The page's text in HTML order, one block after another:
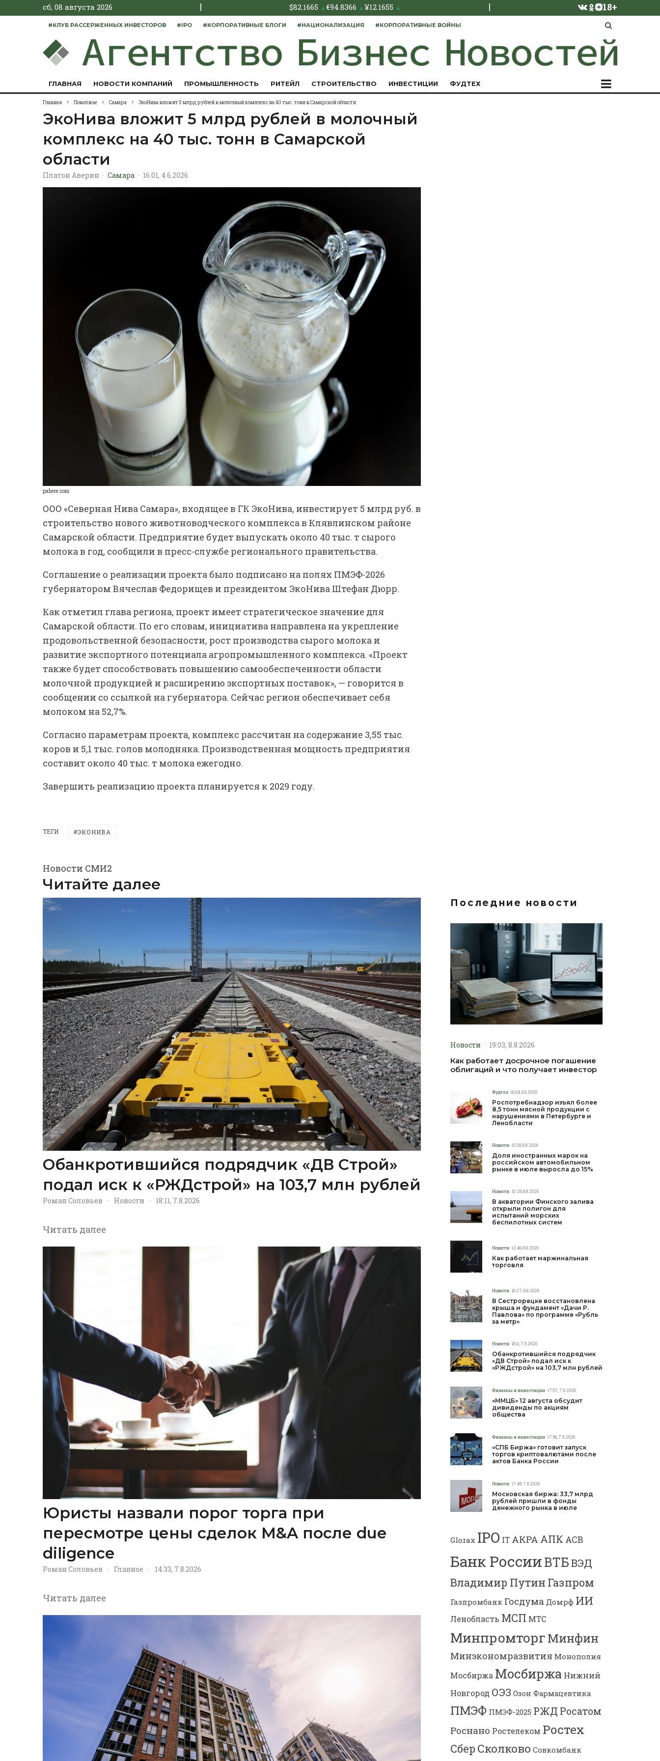
сб, 08 августа 2026 | $82.1665 ▲€94.8366 ▲¥12.1655 ▲ | 18+
#КЛУБ РАССЕРЖЕННЫХ ИНВЕСТОРОВ #IPO #КОРПОРАТИВНЫЕ БЛОГИ #НАЦИОНАЛИЗАЦИЯ #КОРПОРАТИВНЫЕ ВОЙНЫ
ГЛАВНАЯ НОВОСТИ КОМПАНИЙ ПРОМЫШЛЕННОСТЬ РИТЕЙЛ СТРОИТЕЛЬСТВО ИНВЕСТИЦИИ ФУДТЕХ
Главная Поволжье Самара ЭкоНива вложит 5 млрд рублей в молочный комплекс на 40 тыс. тонн в Самарской области
ЭкоНива вложит 5 млрд рублей в молочный
комплекс на 40 тыс. тонн в Самарской
области
Платон Аверин · Самара · 16:01, 4.6.2026
pxhere.com
ООО «Северная Нива Самара», входящее в ГК ЭкоНива, инвестирует 5 млрд руб. в
строительство нового животноводческого комплекса в Клявлинском районе
Самарской области. Предприятие будет выпускать около 40 тыс. т сырого
молока в год, сообщили в пресс-службе регионального правительства.
Соглашение о реализации проекта было подписано на полях ПМЭФ-2026
губернатором Вячеслав Федорищев и президентом ЭкоНива Штефан Дюрр.
Как отметил глава региона, проект имеет стратегическое значение для
Самарской области. По его словам, инициатива направлена на укрепление
продовольственной безопасности, рост производства сырого молока и
развитие экспортного потенциала агропромышленного комплекса. «Проект
также будет способствовать повышению самообеспеченности области
молочной продукцией и расширению экспортных поставок», — говорится в
сообщении со ссылкой на губернатора. Сейчас регион обеспечивает себя
молоком на 52,7%.
Согласно параметрам проекта, комплекс рассчитан на содержание 3,55 тыс.
коров и 5,1 тыс. голов молодняка. Производственная мощность предприятия
составит около 40 тыс. т молока ежегодно.
Завершить реализацию проекта планируется к 2029 году.
ТЕГИ ЭКОНИВА
Новости СМИ2
Читайте далее
Обанкротившийся подрядчик «ДВ Строй»
подал иск к «РЖДстрой» на 103,7 млн рублей
Роман Соловьев · Новости · 18:11, 7.8.2026
Читать далее
Юристы назвали порог торга при
пересмотре цены сделок M&A после due
diligence
Роман Соловьев · Главное · 14:33, 7.8.2026
Читать далее
Последние новости
Новости · 19:03, 8.8.2026
Как работает досрочное погашение
облигаций и что получает инвестор
Фудтех 16:34, 8.8.2026
Роспотребнадзор изъял более
8,5 тонн мясной продукции с
нарушениями в Петербурге и
Ленобласти
Новости 13:38, 8.8.2026
Доля иностранных марок на
российском автомобильном
рынке в июле выросла до 15%
Новости 13:28, 8.8.2026
В акватории Финского залива
открыли полигон для
испытаний морских
беспилотных систем
Новости 12:40, 8.8.2026
Как работает маржинальная
торговля
Новости 10:27, 8.8.2026
В Сестрорецке восстановлена
крыша и фундамент «Дачи Р.
Павлова» по программе «Рубль
за метр»
Новости 18:11, 7.8.2026
Обанкротившийся подрядчик
«ДВ Строй» подал иск к
«РЖДстрой» на 103,7 млн рублей
Финансы и инвестиции 17:57, 7.8.2026
«ММЦБ» 12 августа обсудит
дивиденды по акциям
общества
Финансы и инвестиции 17:56, 7.8.2026
«СПБ Биржа» готовит запуск
торгов криптовалютами после
актов Банка России
Новости 17:49, 7.8.2026
Московская биржа: 33,7 млрд
рублей пришли в фонды
денежного рынка в июле
Glorax IPO IT АКРА АПК АСВ
Банк РоссииВТБВЭД
Владимир Путин Газпром
Газпромбанк Госдума Домрф ИИ
Ленобласть МСП МТС
МинпромторгМинфин
Минэкономразвития Монополия
Мосбиржа Мосбиржа Нижний
Новгород ОЭЗ Озон Фармацевтика
ПМЭФ ПМЭФ-2025 РЖД Росатом
Роснано Ростелеком Ростех
Сбер Сколково Совкомбанк